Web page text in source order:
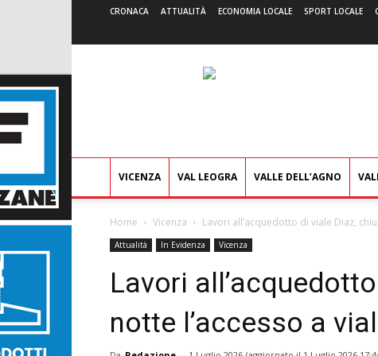
CRONACA ATTUALITÀ ECONOMIA LOCALE SPORT LOCALE
VICENZA VAL LEOGRA VALLE DELL’AGNO
Home Vicenza Lavori all’acquedotto di viale Diaz,
Attualità In Evidenza Vicenza
Lavori
notte l’accesso a